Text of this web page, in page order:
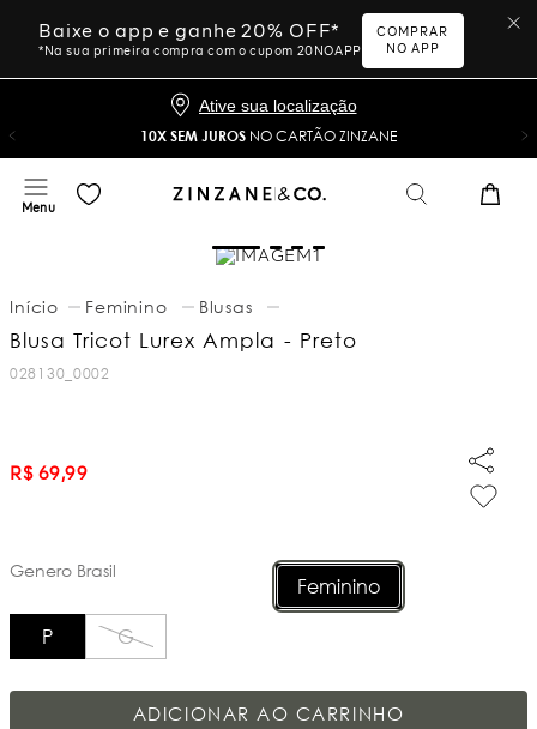
Baixe o app e ganhe 20% OFF*
*Na sua primeira compra com o cupom 20NOAPP
COMPRAR
NO APP
Ative sua localização
10X SEM JUROS NO CARTÃO ZINZANE
Feminino Blusas
Blusa Tricot Lurex Ampla - Preto
028130_0002
R$ 69,99
Genero Brasil
Feminino
P G
ADICIONAR AO CARRINHO